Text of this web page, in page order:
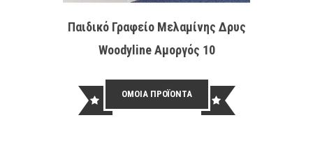
Παιδικό Γραφείο Μελαμίνης Δρυς
Woodyline Αμοργός 10
ΟΜΟΙΑ ΠΡΟΪΟΝΤΑ